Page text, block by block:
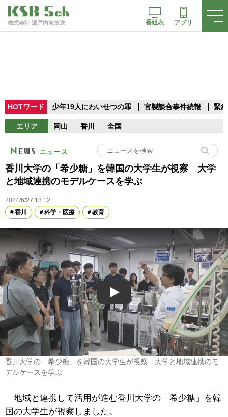
株式会社 瀬戸内海放送 番組表 アプリ
HOTワード 少年19人にわいせつの罪 官製談合事件続報 緊
エリア 岡山 香川 全国
ニュース
香川大学の「希少糖」を韓国の大学生が視察 大学
と地域連携のモデルケースを学ぶ
2024/6/27 18:12
香川
科学・医療 教育
Play
香川大学の「希少糖」を韓国の大学生が視察 大学と地域連携のモ
デルケースを学ぶ
地域と連携して活用が進む香川大学の「希少糖」を韓
国の大学生が視察しました。